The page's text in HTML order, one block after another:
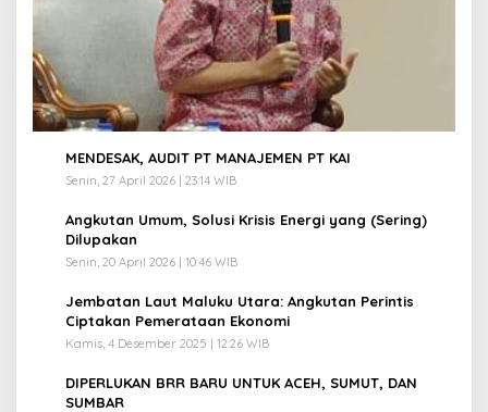
MENDESAK, AUDIT PT MANAJEMEN PT KAI
Senin, 27 April 2026 | 23:14 WIB
Angkutan Umum, Solusi Krisis Energi yang (Sering)
Dilupakan
Senin, 20 April 2026 | 10:46 WIB
Jembatan Laut Maluku Utara: Angkutan Perintis
Ciptakan Pemerataan Ekonomi
Kamis, 4 Desember 2025 | 12:26 WIB
DIPERLUKAN BRR BARU UNTUK ACEH, SUMUT, DAN
SUMBAR